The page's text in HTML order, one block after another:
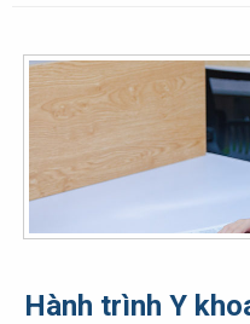
Hành trình Y